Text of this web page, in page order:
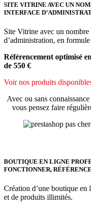
SITE VITRINE AVEC UN
INTERFACE
Site Vitrine avec un
d’administration, en
Référencement optimisé
de 550 €
Voir nos produits
Avec ou sans
vous pensez faire
BOUTIQUE EN LIGNE
FONCTIONNER,
Création d’une boutique en
et de produits illimités.